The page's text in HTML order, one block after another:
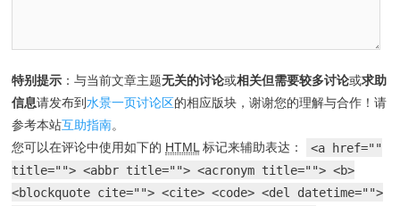
特别提示 ：与当前文章主题无关的讨论或相关但需要较多讨论或求助
信息请发布到水景一页讨论区的相应版块，谢谢您的理解与合作！请
参考本站互助指南。
您可以在评论中使用如下的 HTML标记来辅助表达：
<a href=""
title=""> <abbr title=""> <acronym title=""> <b>
<blockquote cite=""> <cite> <code> <del datetime="">